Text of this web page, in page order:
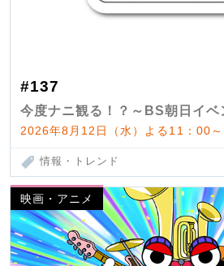
#137
今度ナニ観る！？～BS朝日イベ
2026年8月12日（水）よる11：00
情報・トレンド
映画・アニメ